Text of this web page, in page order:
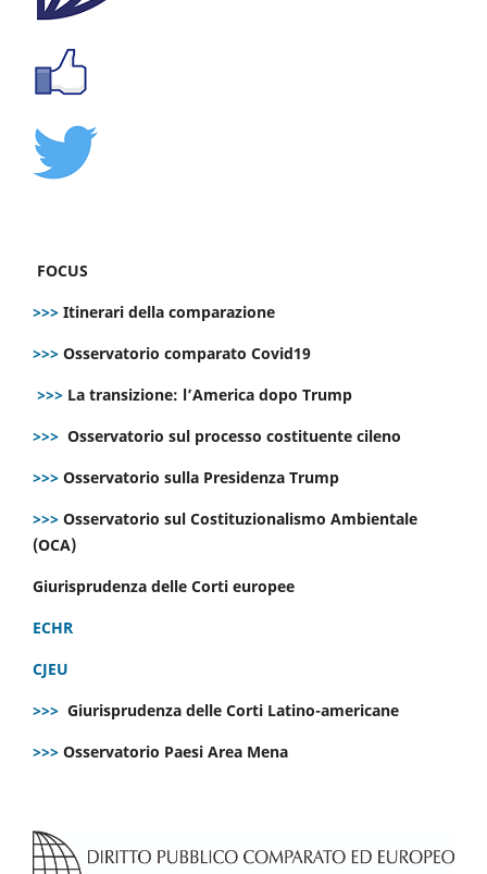
FOCUS
>>> Itinerari della comparazione
>>> Osservatorio comparato Covid19
>>> La transizione: l’America dopo Trump
>>> Osservatorio sul processo costituente cileno
>>> Osservatorio sulla Presidenza Trump
>>> Osservatorio sul Costituzionalismo Ambientale
(OCA)
Giurisprudenza delle Corti europee
ECHR
CJEU
>>> Giurisprudenza delle Corti Latino-americane
>>> Osservatorio Paesi Area Mena